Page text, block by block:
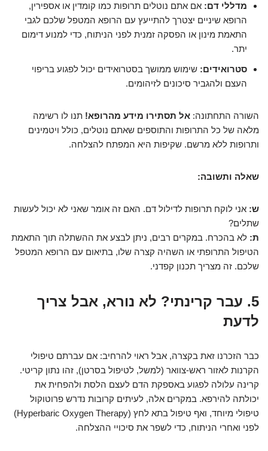
מדללי דם: אם אתם נוטלים תרופות כמו קומדין או אספירין,
הרופא שיניים יצטרך להתייעץ עם הרופא המטפל שלכם לגבי
התאמת מינון או הפסקה זמנית לפני הניתוח, כדי למנוע דימום
יתר.
סטרואידים: שימוש ממושך בסטרואידים יכול לפגוע בריפוי
העצם ולהגביר סיכונים לזיהומים.
השורה התחתונה: אל תסתירו מידע מהרופא! תנו לו רשימה
מלאה של כל התרופות והתוספים שאתם נוטלים, כולל ויטמינים
ותרופות ללא מרשם. שקיפות היא המפתח להצלחה.
שאלה ותשובה:
ש: אני לוקח תרופות לדילול דם. האם זה אומר שאני לא יכול לעשות
שתלים?
ת: לא בהכרח. במקרים רבים, ניתן לבצע את ההשתלה תוך התאמת
הטיפול התרופתי או השהיה קצרה שלו, בתיאום עם הרופא המטפל
שלכם. זה מצריך תכנון קפדני.
5. עבר קרינתי? לא נורא, אבל צריך
לדעת
כבר הזכרנו זאת בקצרה, אבל ראוי להרחיב: אם עברתם טיפולי
הקרנות לאזור ראש-צוואר (למשל, לטיפול בסרטן), זהו נתון קריטי.
קרינה עלולה לפגוע באספקת הדם לעצם הלסת ולהפחית את
יכולתה להירפא. במקרים אלה, לעיתים קרובות נדרש פרוטוקול
טיפולי מיוחד, ואף טיפול בתא לחץ (Hyperbaric Oxygen Therapy)
לפני ואחרי הניתוח, כדי לשפר את סיכויי ההצלחה.